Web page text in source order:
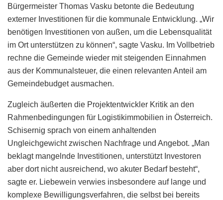
Bürgermeister Thomas Vasku betonte die Bedeutung
externer Investitionen für die kommunale Entwicklung. „Wir
benötigen Investitionen von außen, um die Lebensqualität
im Ort unterstützen zu können“, sagte Vasku. Im Vollbetrieb
rechne die Gemeinde wieder mit steigenden Einnahmen
aus der Kommunalsteuer, die einen relevanten Anteil am
Gemeindebudget ausmachen.
Zugleich äußerten die Projektentwickler Kritik an den
Rahmenbedingungen für Logistikimmobilien in Österreich.
Schisernig sprach von einem anhaltenden
Ungleichgewicht zwischen Nachfrage und Angebot. „Man
beklagt mangelnde Investitionen, unterstützt Investoren
aber dort nicht ausreichend, wo akuter Bedarf besteht“,
sagte er. Liebewein verwies insbesondere auf lange und
komplexe Bewilligungsverfahren, die selbst bei bereits